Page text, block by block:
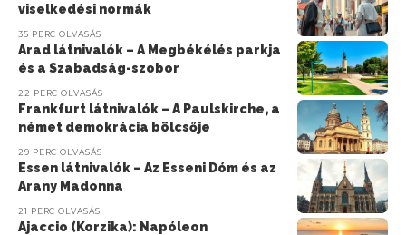
viselkedési normák
35 PERC OLVASÁS
Arad látnivalók – A Megbékélés parkja
és a Szabadság-szobor
22 PERC OLVASÁS
Frankfurt látnivalók – A Paulskirche, a
német demokrácia bölcsője
29 PERC OLVASÁS
Essen látnivalók – Az Esseni Dóm és az
Arany Madonna
21 PERC OLVASÁS
Ajaccio (Korzika): Napóleon